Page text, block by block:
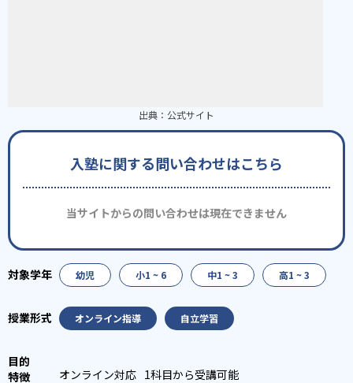
出典： 公式サイト
入塾に関する問い合わせはこちら
当サイトからの問い合わせは現在できません
幼児 小1 ~ 6 中1 ~ 3 高1 ~ 3
オンライン指導 自立学習
オンライン対応 1科目から受講可能